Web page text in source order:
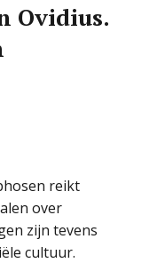
Ovidius.
reikt
over
zijn tevens
cultuur.